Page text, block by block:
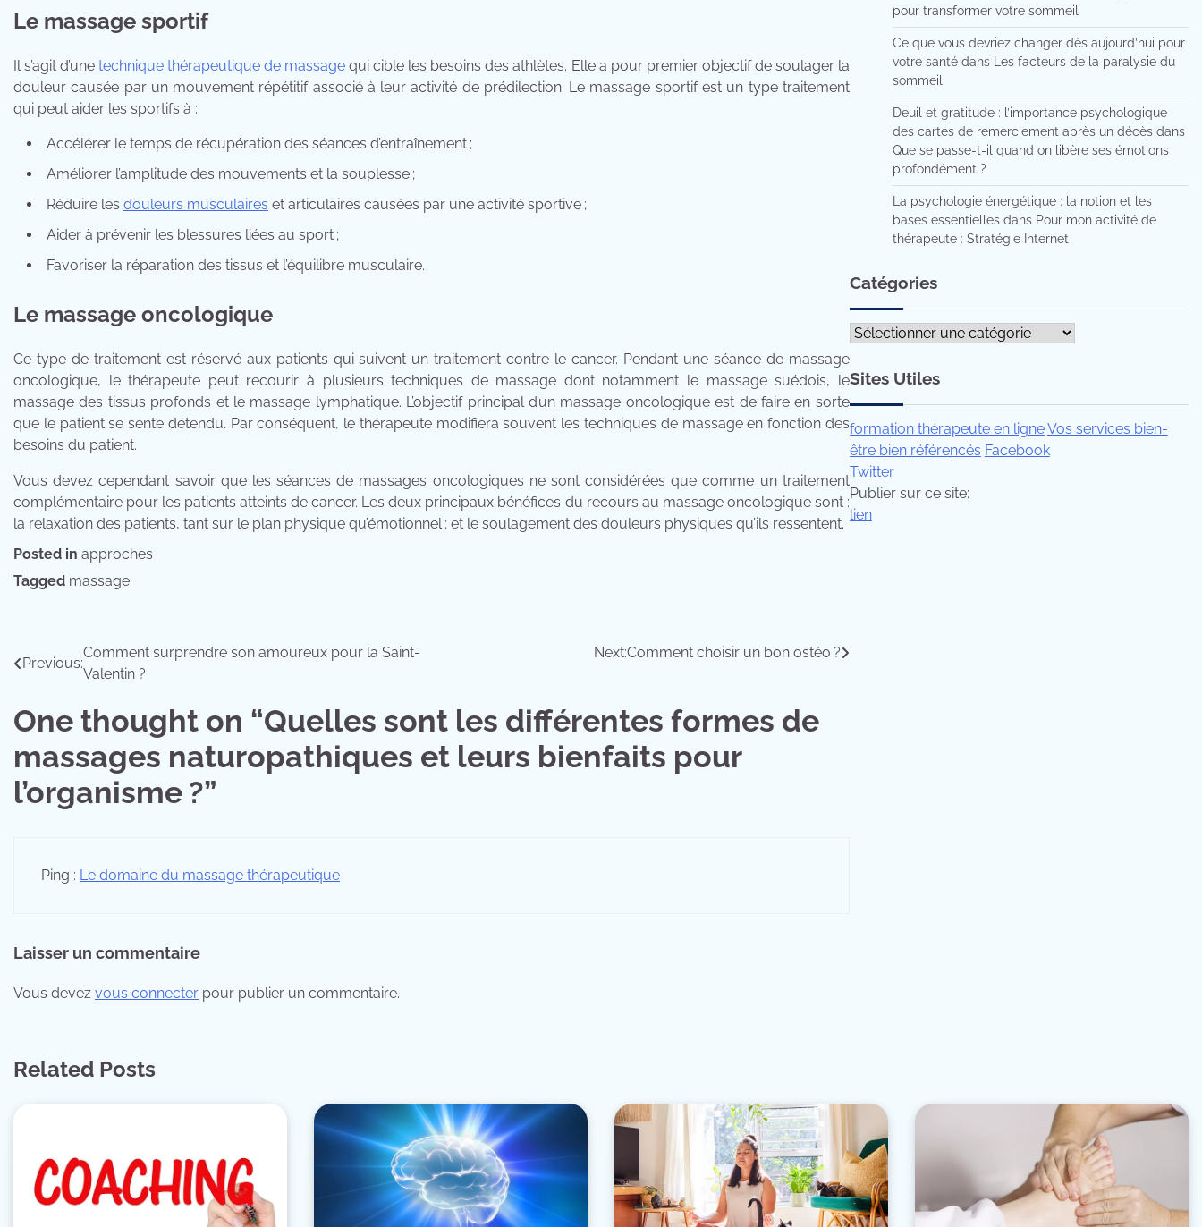
Le massage sportif
Il s’agit d’unetechnique thérapeutique de massage qui cible les besoins des athlètes. Elle a pour premier objectif de soulager la
douleur causée par un mouvement répétitif associé à leur activité de prédilection. Le massage sportif est un type traitement
qui peut aider les sportifs à :
Accélérer le temps de récupération des séances d’entraînement ;
Améliorer l’amplitude des mouvements et la souplesse ;
Réduire les douleurs musculaires et articulaires causées par une activité sportive ;
Aider à prévenir les blessures liées au sport ;
Favoriser la réparation des tissus et l’équilibre musculaire.
Le massage oncologique
Ce type de traitement est réservé aux patients qui suivent un traitement contre le cancer. Pendant une séance de massage
oncologique, le thérapeute peut recourir à plusieurs techniques de massage dont notamment le massage suédois, le
massage des tissus profonds et le massage lymphatique. L’objectif principal d’un massage oncologique est de faire en sorte
que le patient se sente détendu. Par conséquent, le thérapeute modifiera souvent les techniques de massage en fonction des
besoins du patient.
Vous devez cependant savoir que les séances de massages oncologiques ne sont considérées que comme un traitement
complémentaire pour les patients atteints de cancer. Les deux principaux bénéfices du recours au massage oncologique sont :
la relaxation des patients, tant sur le plan physique qu’émotionnel ; et le soulagement des douleurs physiques qu’ils ressentent.
Posted in approches
Tagged massage
Navigation
l’article
Previous:
Comment surprendre son amoureux pour la Saint-
Valentin ?
Next:Comment choisir un bon ostéo ?
One thought on “Quelles sont les différentes formes de
massages naturopathiques et leurs bienfaits pour
l’organisme ?”
Ping : Le domaine du massage thérapeutique
Laisser un commentaire
Vous devez vous connecter pour publier un commentaire.
pour transformer votre sommeil
Ce que vous devriez changer dès aujourd’hui pour
votre santédans
Les facteurs de la paralysie du
sommeil
Deuil et gratitude : l’importance psychologique
des cartes de remerciement après un décèsdans
Que se passe-t-il quand on libère ses émotions
profondément ?
La psychologie énergétique : la notion et les
bases essentiellesdans Pour mon activité de
thérapeute : Stratégie Internet
Catégories
Catégories
Sites Utiles
formation thérapeute en ligneVos services bien-
être bien référencés Facebook
Twitter
Publier sur ce site:
lien
Related Posts